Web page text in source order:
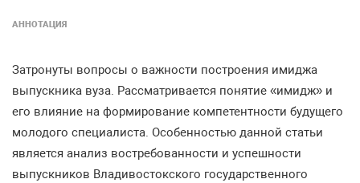
АННОТАЦИЯ
Затронуты вопросы о важности построения имиджа
выпускника вуза. Рассматривается понятие «имидж» и
его влияние на формирование компетентности будущего
молодого специалиста. Особенностью данной статьи
является анализ востребованности и успешности
выпускников Владивостокского государственного